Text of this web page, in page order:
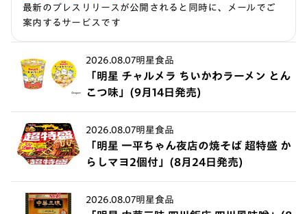
最新のプレスリリースが公開されると同時に、メールでご
案内するサービスです
2026.08.07明星食品
「明星 チャルメラ ちいかわラーメン とん
こつ味」(9月14日発売)
2026.08.07明星食品
「明星 一平ちゃん夜店の焼そば 超特盛 か
らしマヨ2個付」(8月24日発売)
2026.08.07明星食品